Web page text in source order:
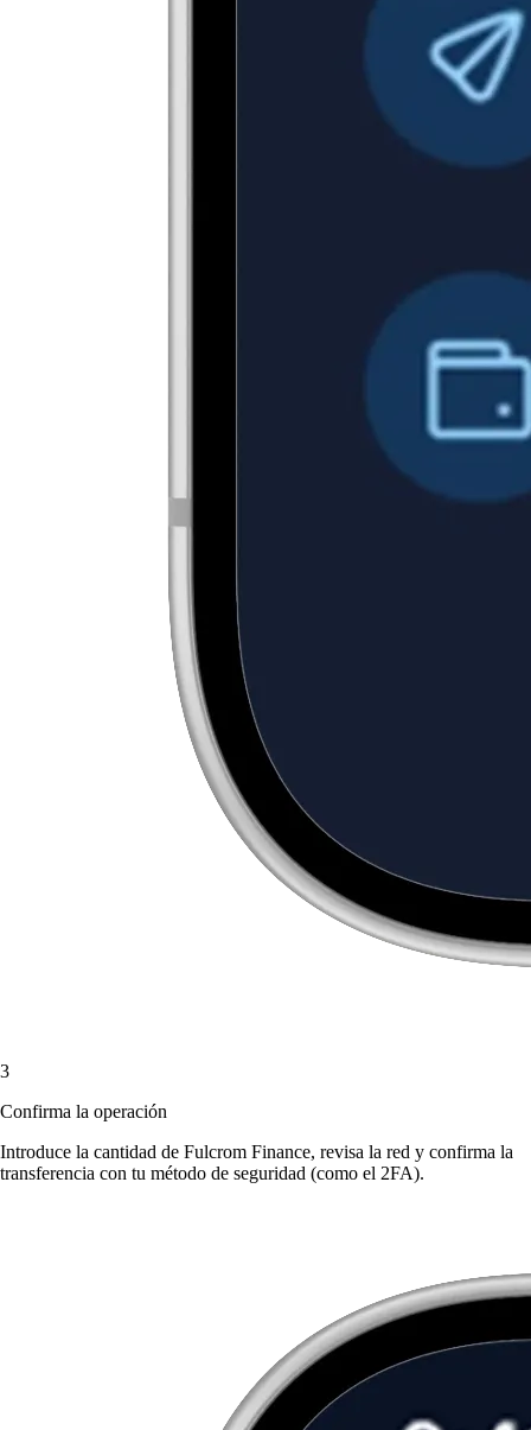
3
Confirma la operación
Introduce la cantidad de Fulcrom Finance, revisa la red y confirma la
transferencia con tu método de seguridad (como el 2FA).